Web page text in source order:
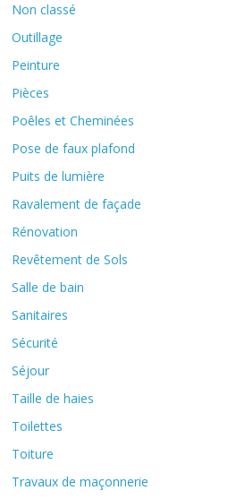
Non classé
Outillage
Peinture
Pièces
Poêles et Cheminées
Pose de faux plafond
Puits de lumière
Ravalement de façade
Rénovation
Revêtement de Sols
Salle de bain
Sanitaires
Sécurité
Séjour
Taille de haies
Toilettes
Toiture
Travaux de maçonnerie